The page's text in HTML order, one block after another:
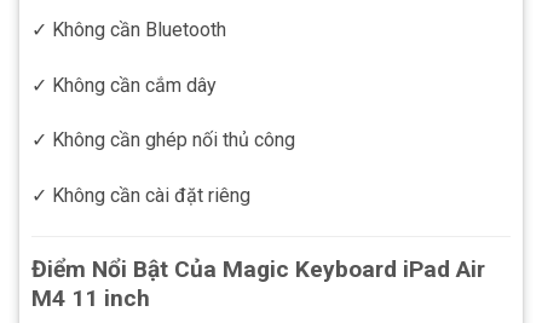
✓ Không cần Bluetooth
✓ Không cần cắm dây
✓ Không cần ghép nối thủ công
✓ Không cần cài đặt riêng
Điểm Nổi Bật Của Magic Keyboard iPad Air
M4 11 inch